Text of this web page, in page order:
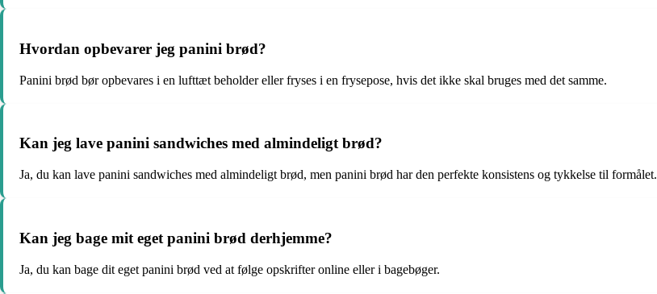
Hvordan opbevarer jeg panini brød?
Panini brød bør opbevares i en lufttæt beholder eller fryses i en frysepose, hvis det ikke skal bruges med det samme.
Kan jeg lave panini sandwiches med almindeligt brød?
Ja, du kan lave panini sandwiches med almindeligt brød, men panini brød har den perfekte konsistens og tykkelse til formålet.
Kan jeg bage mit eget panini brød derhjemme?
Ja, du kan bage dit eget panini brød ved at følge opskrifter online eller i bagebøger.